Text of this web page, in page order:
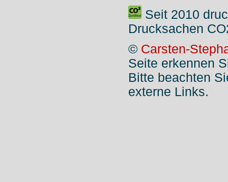
Seit 2010
Drucksachen
© Carsten-
Seite erkennen
Bitte beachten
externe Links.